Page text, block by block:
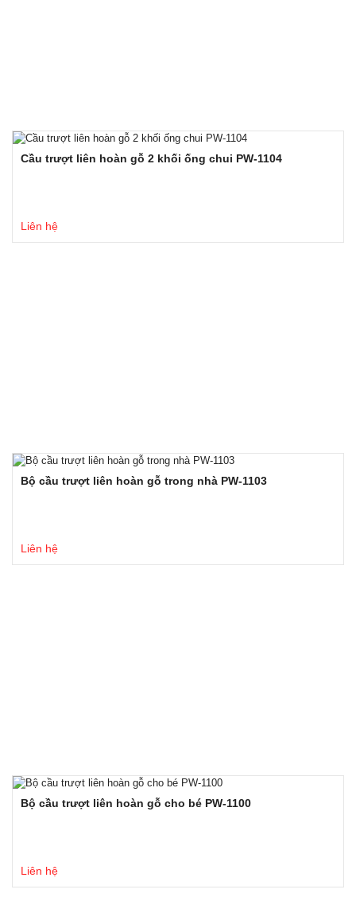
Cầu trượt liên hoàn gỗ 2 khối ống chui PW-1104
Liên hệ
Bộ cầu trượt liên hoàn gỗ trong nhà PW-1103
Liên hệ
Bộ cầu trượt liên hoàn gỗ cho bé PW-1100
Liên hệ